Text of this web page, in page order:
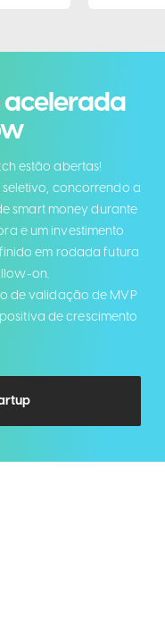
acelerada
estão abertas!
concorrendo a
smart money durante
e um investimento
em rodada futura
on.
de validação de MVP
de crescimento